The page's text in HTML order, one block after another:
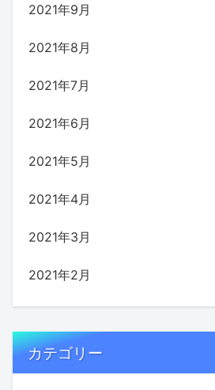
2021年9月
2021年8月
2021年7月
2021年6月
2021年5月
2021年4月
2021年3月
2021年2月
カテゴリー